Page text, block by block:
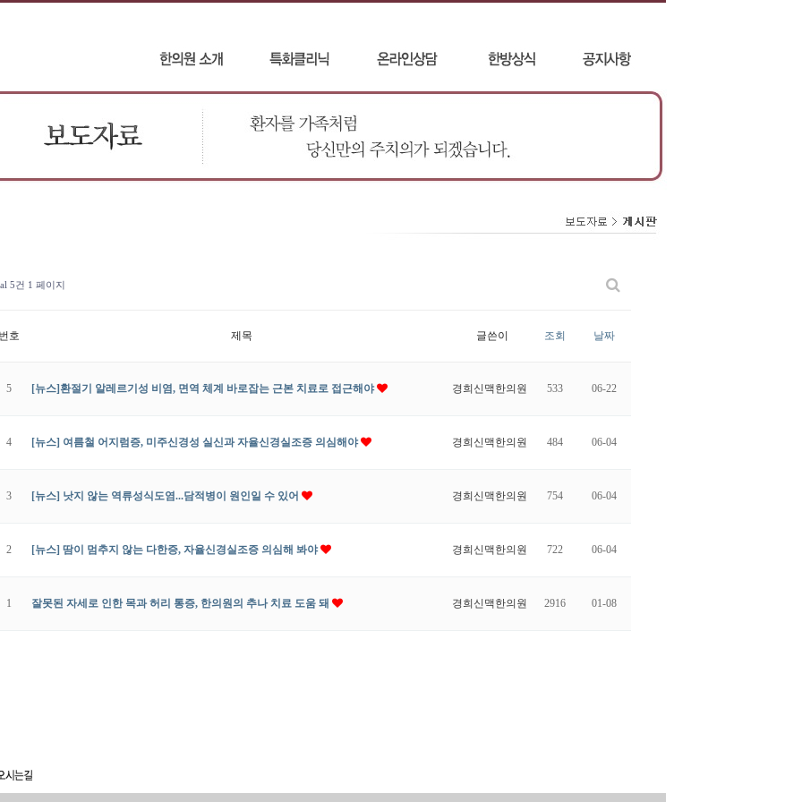
5건 1 페이지
호 제목 글쓴이 조회 날짜
5 [뉴스]환절기 알레르기성 비염, 면역 체계 바로잡는 근본 치료로 접근해야 경희신맥한의원 533 06-22
4 [뉴스] 여름철 어지럼증, 미주신경성 실신과 자율신경실조증 의심해야 경희신맥한의원 484 06-04
3 [뉴스] 낫지 않는 역류성식도염...담적병이 원인일 수 있어 경희신맥한의원 754 06-04
2 [뉴스] 땀이 멈추지 않는 다한증, 자율신경실조증 의심해 봐야 경희신맥한의원 722 06-04
1 잘못된 자세로 인한 목과 허리 통증, 한의원의 추나 치료 도움 돼 경희신맥한의원 2916 01-08